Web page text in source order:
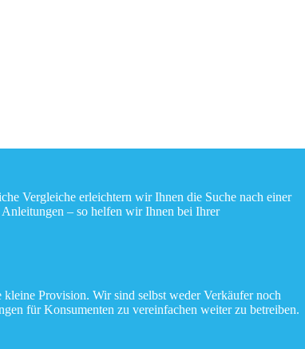
Vergleiche erleichtern wir Ihnen die Suche nach einer
– so helfen wir Ihnen bei Ihrer
Provision. Wir sind selbst weder Verkäufer noch
für Konsumenten zu vereinfachen weiter zu betreiben.